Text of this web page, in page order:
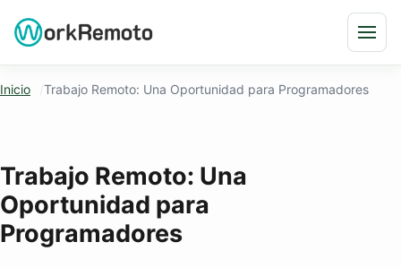
Inicio Trabajo Remoto: Una Oportunidad para Programadores
Trabajo Remoto: Una
Oportunidad para
Programadores